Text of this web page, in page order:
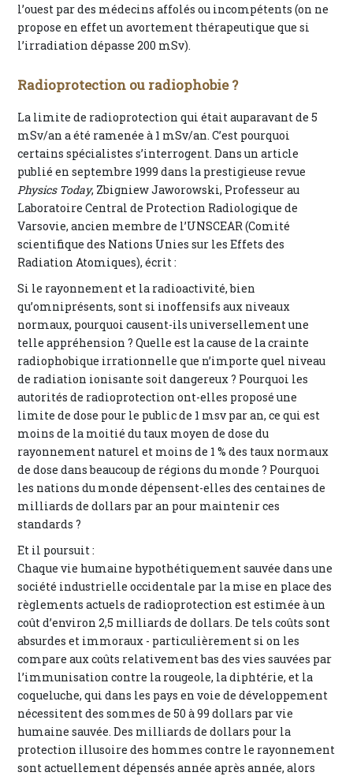
l’ouest par des médecins affolés ou incompétents (on ne
propose en effet un avortement thérapeutique que si
l’irradiation dépasse 200 mSv).
Radioprotection ou radiophobie ?
La limite de radioprotection qui était auparavant de 5
mSv/an a été ramenée à 1 mSv/an. C’est pourquoi
certains spécialistes s’interrogent. Dans un article
publié en septembre 1999 dans la prestigieuse revue
Physics Today, Zbigniew Jaworowski, Professeur au
Laboratoire Central de Protection Radiologique de
Varsovie, ancien membre de l’UNSCEAR (Comité
scientifique des Nations Unies sur les Effets des
Radiation Atomiques), écrit :
Si le rayonnement et la radioactivité, bien
qu’omniprésents, sont si inoffensifs aux niveaux
normaux, pourquoi causent-ils universellement une
telle appréhension ? Quelle est la cause de la crainte
radiophobique irrationnelle que n’importe quel niveau
de radiation ionisante soit dangereux ? Pourquoi les
autorités de radioprotection ont-elles proposé une
limite de dose pour le public de 1 msv par an, ce qui est
moins de la moitié du taux moyen de dose du
rayonnement naturel et moins de 1 % des taux normaux
de dose dans beaucoup de régions du monde ? Pourquoi
les nations du monde dépensent-elles des centaines de
milliards de dollars par an pour maintenir ces
standards ?
Et il poursuit :
Chaque vie humaine hypothétiquement sauvée dans une
société industrielle occidentale par la mise en place des
règlements actuels de radioprotection est estimée à un
coût d’environ 2,5 milliards de dollars. De tels coûts sont
absurdes et immoraux - particulièrement si on les
compare aux coûts relativement bas des vies sauvées par
l’immunisation contre la rougeole, la diphtérie, et la
coqueluche, qui dans les pays en voie de développement
nécessitent des sommes de 50 à 99 dollars par vie
humaine sauvée. Des milliards de dollars pour la
protection illusoire des hommes contre le rayonnement
sont actuellement dépensés année après année, alors